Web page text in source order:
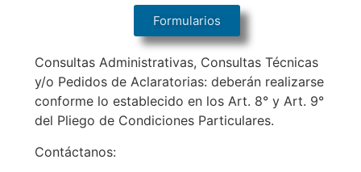
Formularios
Consultas Administrativas, Consultas Técnicas
y/o Pedidos de Aclaratorias: deberán realizarse
conforme lo establecido en los Art. 8° y Art. 9°
del Pliego de Condiciones Particulares.
Contáctanos: